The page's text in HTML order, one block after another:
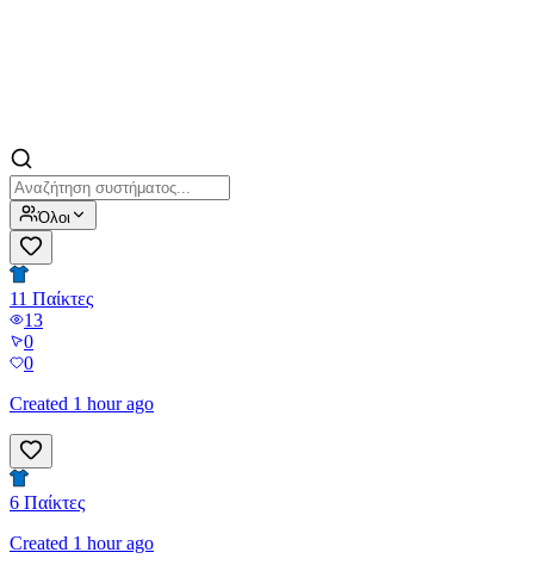
Όλοι
11 Παίκτες
13
0
0
Created 1 hour ago
6 Παίκτες
Created 1 hour ago